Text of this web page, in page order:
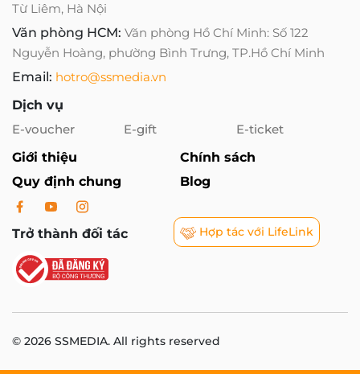
Từ Liêm, Hà Nội
Văn phòng HCM: Văn phòng Hồ Chí Minh: Số 122
Nguyễn Hoàng, phường Bình Trưng, TP.Hồ Chí Minh
Email: hotro@ssmedia.vn
Dịch vụ
E-voucher
E-gift
E-ticket
Giới thiệu
Chính sách
Quy định chung
Blog
Trở thành đối tác Hợp tác với LifeLink
© 2026 SSMEDIA. All rights reserved